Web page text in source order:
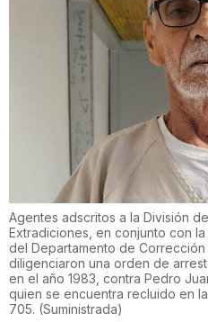
Agentes adscritos a la División
Extradiciones, en conjunto con
del Departamento de Corrección
diligenciaron una orden de
en el año 1983, contra Pedro
quien se encuentra recluido en
705. (Suministrada)